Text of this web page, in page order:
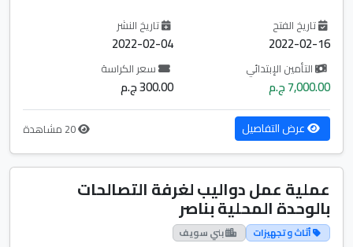
تاريخ الفتح
2022-02-16
تاريخ النشر
2022-02-04
التأمين الإبتدائي
7,000.00 ج.م
سعر الكراسة
300.00 ج.م
عرض التفاصيل
عملية عمل دواليب لغرفة التصالحات
بالوحدة المحلية بناصر
أثاث و تجهيزات بني سويف